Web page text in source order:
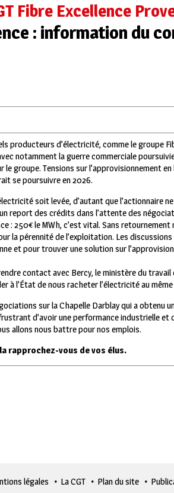
Fibre Excellence
: information du
producteurs d’électricité, comme le groupe
notamment la guerre commerciale
le groupe. Tensions sur l’approvisionnement
se poursuivre en 2026.
soit levée, d’autant que l’actionnaire
report des crédits dans l’attente des
: 250€ le MWh, c’est vital. Sans
la pérennité de l’exploitation. Les
et pour trouver une solution sur
contact avec Bercy, le ministère du
l’État de nous racheter l’électricité au
sur la Chapelle Darblay qui a obtenu
d’avoir une performance industrielle et
allons nous battre pour nos emplois.
rapprochez-vous de vos élus.
légales La CGT Plan du site